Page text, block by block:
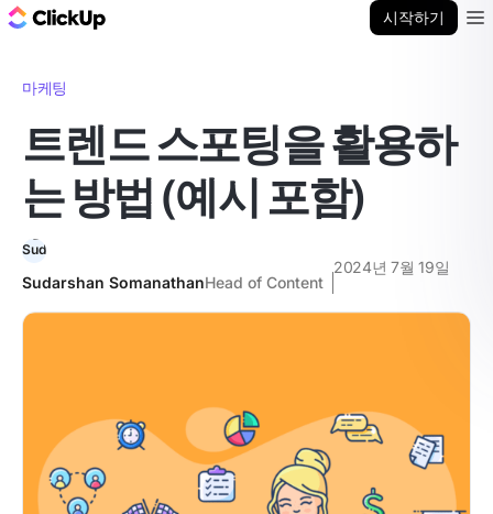
시작하기
마케팅
트렌드 스포팅을 활용하
는 방법 (예시 포함)
Sudarshan SomanathanHead of Content
2024년 7월 19일